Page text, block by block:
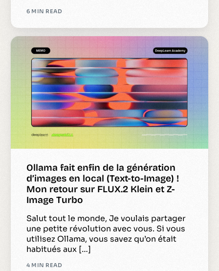
6 MIN READ
Ollama fait enfin de la génération
d’images en local (Text-to-Image) !
Mon retour sur FLUX.2 Klein et Z-
Image Turbo
Salut tout le monde, Je voulais partager
une petite révolution avec vous. Si vous
utilisez Ollama, vous savez qu’on était
habitués aux […]
4 MIN READ